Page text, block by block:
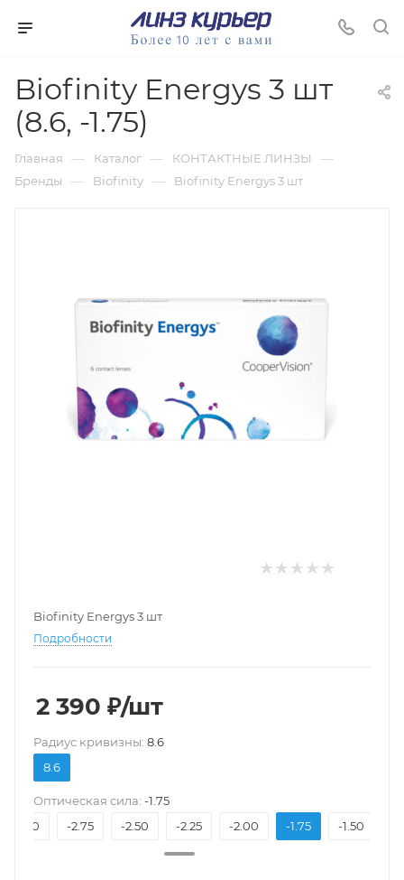
Biofinity Energys 3 шт
(8.6, -1.75)
Главная — Каталог — КОНТАКТНЫЕ ЛИНЗЫ —
Бренды — Biofinity — Biofinity Energys 3 шт
Biofinity Energys 3 шт
Подробности
2 390 ₽/шт
Pадиус кривизны: 8.6
8.6
Оптическая сила: -1.75
-3.00
-2.75 -2.50 -2.25 -2.00 -1.75 -1.50